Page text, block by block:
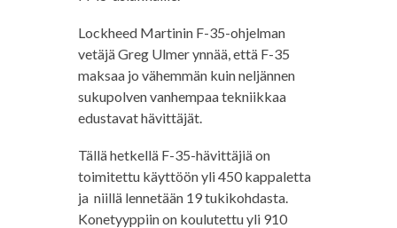
Lockheed Martinin F-35-ohjelman
vetäjä Greg Ulmer ynnää, että F-35
maksaa jo vähemmän kuin neljännen
sukupolven vanhempaa tekniikkaa
edustavat hävittäjät.
Tällä hetkellä F-35-hävittäjiä on
toimitettu käyttöön yli 450 kappaletta
ja niillä lennetään 19 tukikohdasta.
Konetyyppiin on koulutettu yli 910